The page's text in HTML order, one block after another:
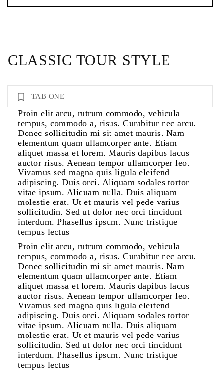
CLASSIC TOUR STYLE
TAB ONE
Proin elit arcu, rutrum commodo, vehicula
tempus, commodo a, risus. Curabitur nec arcu.
Donec sollicitudin mi sit amet mauris. Nam
elementum quam ullamcorper ante. Etiam
aliquet massa et lorem. Mauris dapibus lacus
auctor risus. Aenean tempor ullamcorper leo.
Vivamus sed magna quis ligula eleifend
adipiscing. Duis orci. Aliquam sodales tortor
vitae ipsum. Aliquam nulla. Duis aliquam
molestie erat. Ut et mauris vel pede varius
sollicitudin. Sed ut dolor nec orci tincidunt
interdum. Phasellus ipsum. Nunc tristique
tempus lectus
Proin elit arcu, rutrum commodo, vehicula
tempus, commodo a, risus. Curabitur nec arcu.
Donec sollicitudin mi sit amet mauris. Nam
elementum quam ullamcorper ante. Etiam
aliquet massa et lorem. Mauris dapibus lacus
auctor risus. Aenean tempor ullamcorper leo.
Vivamus sed magna quis ligula eleifend
adipiscing. Duis orci. Aliquam sodales tortor
vitae ipsum. Aliquam nulla. Duis aliquam
molestie erat. Ut et mauris vel pede varius
sollicitudin. Sed ut dolor nec orci tincidunt
interdum. Phasellus ipsum. Nunc tristique
tempus lectus